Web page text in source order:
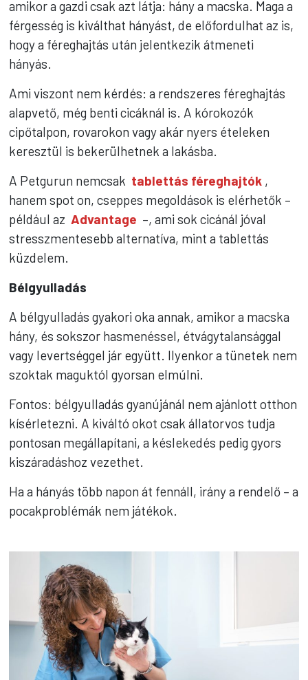
amikor a gazdi csak azt látja: hány a macska. Maga a
férgesség is kiválthat hányást, de előfordulhat az is,
hogy a féreghajtás után jelentkezik átmeneti
hányás.
Ami viszont nem kérdés: a rendszeres féreghajtás
alapvető, még benti cicáknál is. A kórokozók
cipőtalpon, rovarokon vagy akár nyers ételeken
keresztül is bekerülhetnek a lakásba.
A Petgurun nemcsak tablettás féreghajtók ,
hanem spot on, cseppes megoldások is elérhetők –
például az Advantage –, ami sok cicánál jóval
stresszmentesebb alternatíva, mint a tablettás
küzdelem.
Bélgyulladás
A bélgyulladás gyakori oka annak, amikor a macska
hány, és sokszor hasmenéssel, étvágytalansággal
vagy levertséggel jár együtt. Ilyenkor a tünetek nem
szoktak maguktól gyorsan elmúlni.
Fontos: bélgyulladás gyanújánál nem ajánlott otthon
kísérletezni. A kiváltó okot csak állatorvos tudja
pontosan megállapítani, a késlekedés pedig gyors
kiszáradáshoz vezethet.
Ha a hányás több napon át fennáll, irány a rendelő – a
pocakproblémák nem játékok.